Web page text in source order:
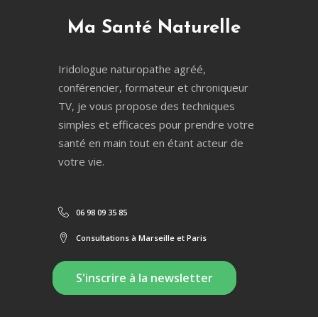
Ma Santé Naturelle
Iridologue naturopathe agréé,
conférencier, formateur et chroniqueur
TV, je vous propose des techniques
simples et efficaces pour prendre votre
santé en main tout en étant acteur de
votre vie.
06 98 09 35 85
Consultations à Marseille et Paris
S'inscrire à la newsletter